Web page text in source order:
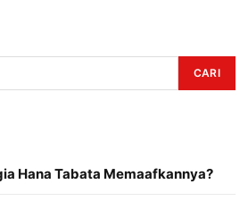
CARI
Hana Tabata Memaafkannya?